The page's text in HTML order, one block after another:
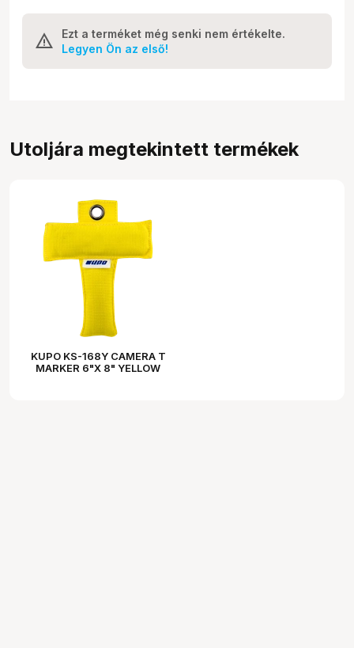
Ezt a terméket még senki nem értékelte.
Legyen Ön az első!
Utoljára megtekintett termékek
KUPO KS-168Y CAMERA T
MARKER 6"X 8" YELLOW